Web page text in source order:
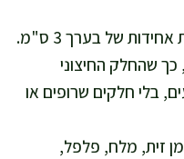
אני חותכת את הדלעת לקוביות אחידות של בערך 3 ס"מ.
כך שהחלק החיצוני
בלי חלקים שרופים או
זית, מלח, פלפל,